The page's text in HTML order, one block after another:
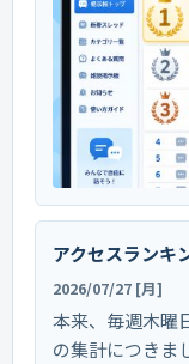
アクセスランキ
2026/07/27 [月]
本来、毎週木曜
の集計につきま